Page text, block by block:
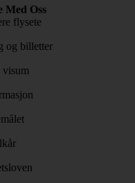
Med Oss
flysete
og billetter
visum